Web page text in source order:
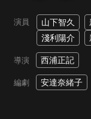
演員 山下智久
淺利陽介
導演 西浦正記
編劇 安達奈緒子